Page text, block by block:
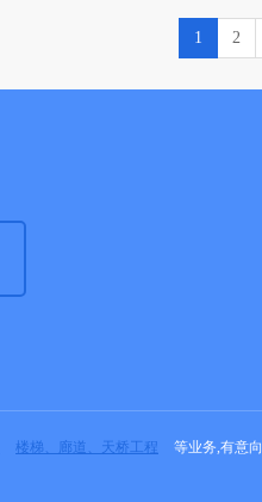
1 2
楼梯、廊道、天桥工程
等业务,有意向